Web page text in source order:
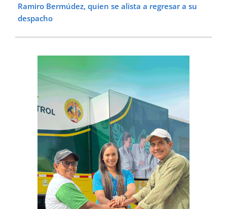
Ramiro Bermúdez, quien se alista a regresar a su
despacho